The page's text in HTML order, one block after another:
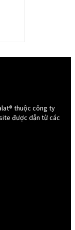
thuộc công ty
được dẫn từ các